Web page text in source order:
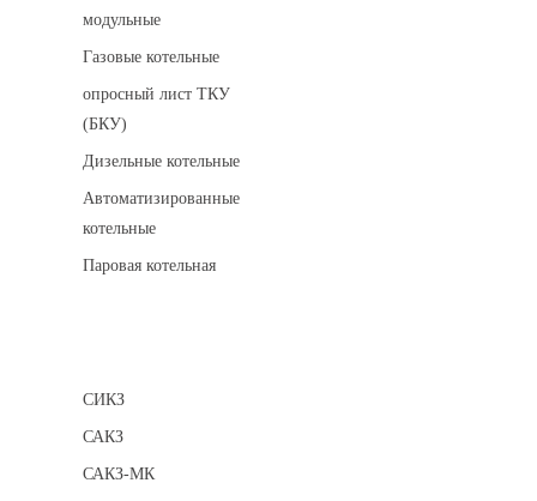
модульные
Газовые котельные
опросный лист ТКУ
(БКУ)
Дизельные котельные
Автоматизированные
котельные
Паровая котельная
СИКЗ
САКЗ
САКЗ-МК